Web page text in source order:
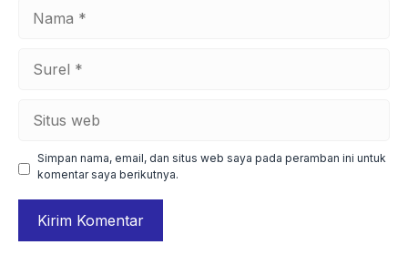
web
Simpan nama, email, dan situs web saya pada peramban ini untuk
komentar saya berikutnya.